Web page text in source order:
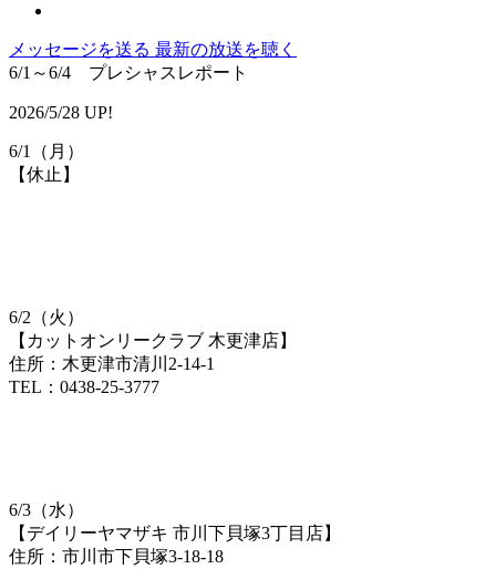
メッセージを送る 最新の放送を聴く
6/1～6/4 プレシャスレポート
2026/5/28 UP!
6/1（月）
【休止】
6/2（火）
【カットオンリークラブ 木更津店】
住所：木更津市清川2-14-1
TEL：0438-25-3777
6/3（水）
【デイリーヤマザキ 市川下貝塚3丁目店】
住所：市川市下貝塚3-18-18